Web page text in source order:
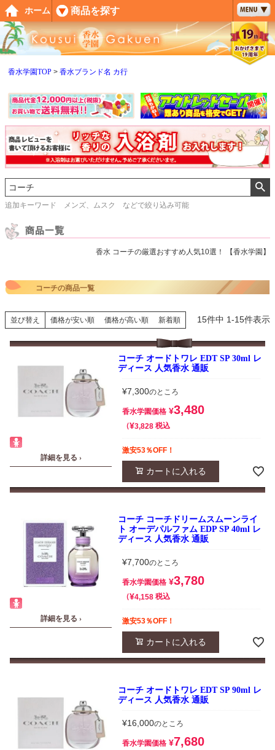
香水学園TOP 香水ブランド名 カ行
追加キーワード メンズ、ムスク などで絞り込み可能
香水 コーチの厳選おすすめ人気10選！ 【香水学園】
コーチの商品一覧
並び替え 価格が安い順 価格が高い順 新着順 15件中 1-15件表示
詳細を見る ›
コーチ オードトワレ EDT SP 30ml レ
ディース 人気香水 通販
¥7,300のところ
香水学園価格 ¥3,480
¥3,828 税込
激安53％OFF！
カートに入れる
詳細を見る ›
コーチ コーチドリームスムーンライ
ト オーデパルファム EDP SP 40ml レ
ディース 人気香水 通販
¥7,700のところ
香水学園価格 ¥3,780
¥4,158 税込
激安53％OFF！
カートに入れる
コーチ オードトワレ EDT SP 90ml レ
ディース 人気香水 通販
¥16,000のところ
香水学園価格 ¥7,680
ペー
ジト
ップ
へ
ホーム 商品を探す